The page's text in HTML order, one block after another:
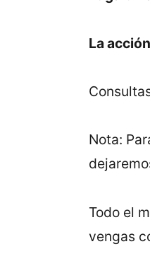
La
Nota:
Todo el
vengas